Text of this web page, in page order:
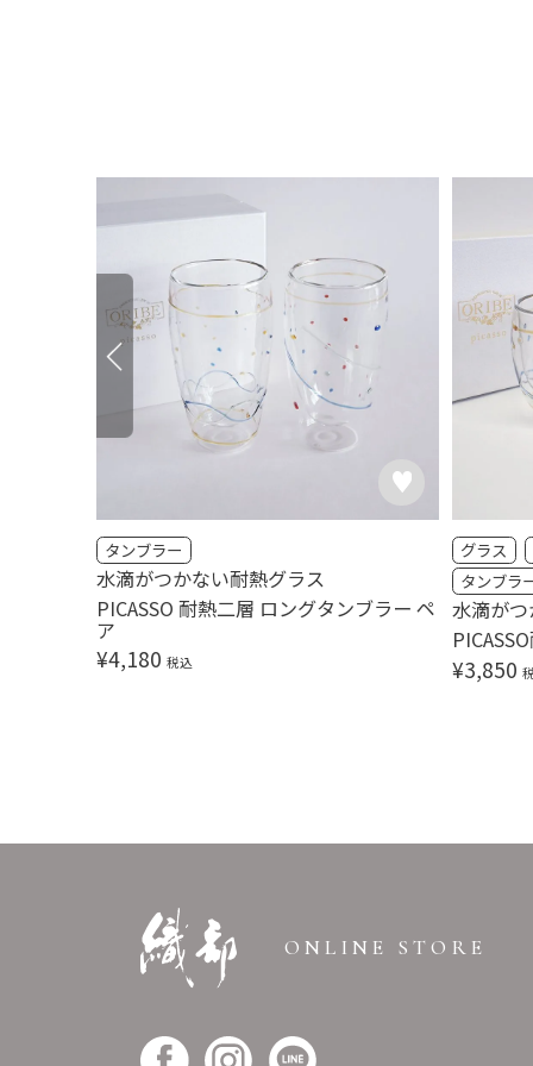
PICASSO 耐熱二層 ロングタンブラー ペ
ア
タンブラー
¥4,180 税込
水滴がつかない耐熱グラス
グラス
タンブラ
¥3,850
水滴が
ONLINE STORE